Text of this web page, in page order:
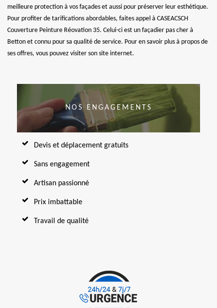
meilleure protection à vos façades et aussi pour préserver leur esthétique.
Pour profiter de tarifications abordables, faites appel à CASEACSCH
Couverture Peinture Réovation 35. Celui-ci est un façadier pas cher à
Betton et connu pour sa qualité de service. Pour en savoir plus à propos de
ses offres, vous pouvez visiter son site internet.
NOS ENGAGEMENTS
Devis et déplacement gratuits
Sans engagement
Artisan passionné
Prix imbattable
Travail de qualité